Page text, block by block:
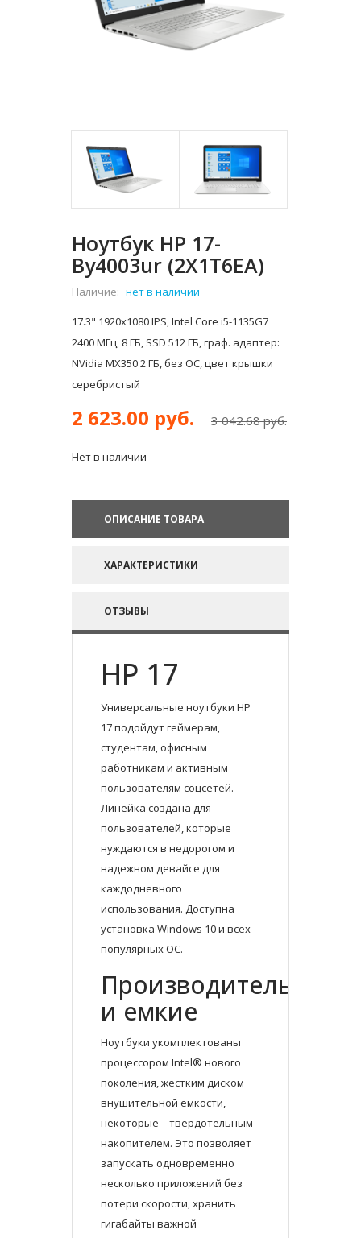
Ноутбук HP 17-
By4003ur (2X1T6EA)
Наличие: нет в наличии
17.3" 1920x1080 IPS, Intel Core i5-1135G7
2400 МГц, 8 ГБ, SSD 512 ГБ, граф. адаптер:
NVidia MX350 2 ГБ, без ОС, цвет крышки
серебристый
2 623.00 руб. 3 042.68 руб.
Нет в наличии
ОПИСАНИЕ ТОВАРА
ХАРАКТЕРИСТИКИ
ОТЗЫВЫ
HP 17
Универсальные ноутбуки HP
17 подойдут геймерам,
студентам, офисным
работникам и активным
пользователям соцсетей.
Линейка создана для
пользователей, которые
нуждаются в недорогом и
надежном девайсе для
каждодневного
использования. Доступна
установка Windows 10 и всех
популярных ОС.
Производительные
и емкие
Ноутбуки укомплектованы
процессором Intel® нового
поколения, жестким диском
внушительной емкости,
некоторые – твердотельным
накопителем. Это позволяет
запускать одновременно
несколько приложений без
потери скорости, хранить
гигабайты важной